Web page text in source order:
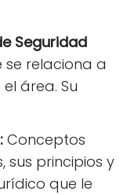
Seguridad
se relaciona a
área. Su
Conceptos
sus principios y
que le